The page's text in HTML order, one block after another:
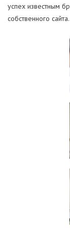
успех известным
собственного сайта.